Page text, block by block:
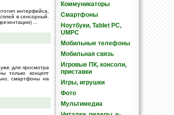
интерфейса,
в сенсорный.
...
для просмотра
только концепт
смартфоны на
Коммуникаторы
Смартфоны
Ноутбуки, Tablet PC,
UMPC
Мобильные телефоны
Мобильная связь
Игровые ПК, консоли,
приставки
Игры, игрушки
Фото
Мультимедиа